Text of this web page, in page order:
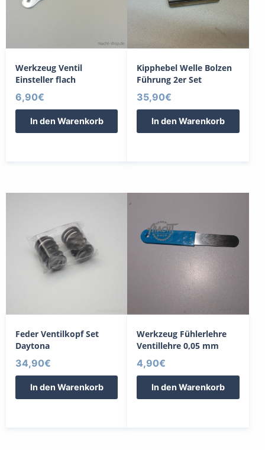
Werkzeug Ventil
Einsteller flach
6,90€
In den Warenkorb
Kipphebel Welle Bolzen
Führung 2er Set
35,90€
In den Warenkorb
Feder Ventilkopf Set
Daytona
34,90€
In den Warenkorb
Werkzeug Fühlerlehre
Ventillehre 0,05 mm
4,90€
In den Warenkorb